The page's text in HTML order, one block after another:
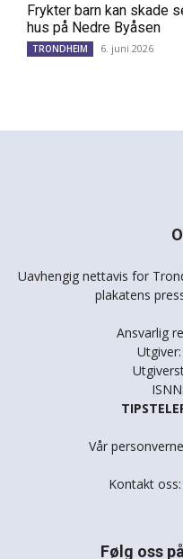
Frykter barn kan skade
hus på Nedre Byåsen
TRONDHEIM 6. juni 2026
Uavhengig nettavis for
plakatens
Ansvarlig
Vår
Kontakt
Følg oss